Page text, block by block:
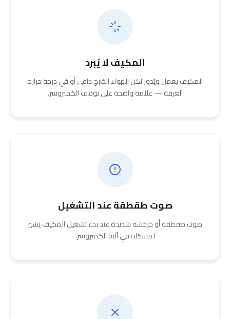
المكيف لا يُبرد
المكيف يعمل ويُدور لكن الهواء الخارج دافئ أو في درجة حرارة
الغرفة — علامة واضحة على توقف الكمبروسر.
صوت طقطقة عند التشغيل
صوت طقطقة أو خرخشة شديدة عند بدء تشغيل المكيف يشير
لمشكلة في آلية الكمبروسر.